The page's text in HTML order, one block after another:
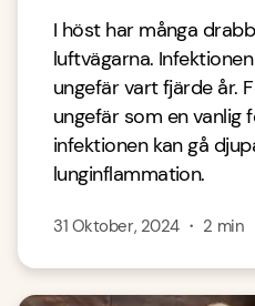
I höst har många
luftvägarna.
ungefär vart fjärde år.
ungefär som en vanlig
infektionen kan gå
lunginflammation.
31 Oktober, 2024・ 2 min